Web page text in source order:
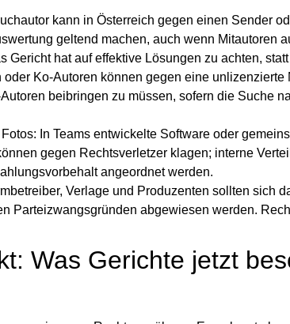
kann in Österreich gegen einen Sender
geltend machen, auch wenn Mitautoren
Gericht hat auf effektive Lösungen zu achten,
oder Ko‑Autoren können gegen eine
beibringen zu müssen, sofern die Suche
: In Teams entwickelte Software oder
gegen Rechtsverletzer klagen; interne
angeordnet werden.
Verlage und Produzenten sollten sich
Parteizwangsgründen abgewiesen werden.
Was Gerichte jetzt